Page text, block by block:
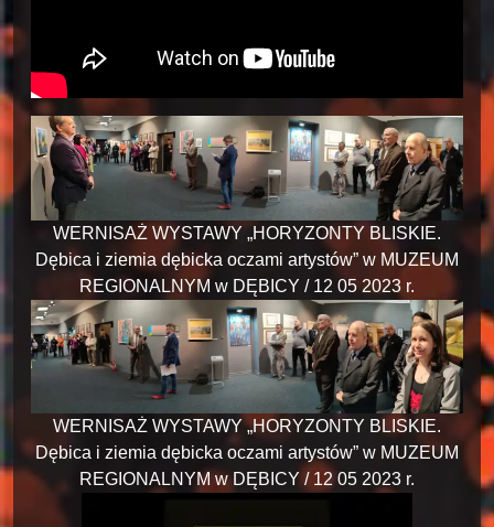
WERNISAŻ WYSTAWY „HORYZONTY BLISKIE.
Dębica i ziemia dębicka oczami artystów” w MUZEUM
REGIONALNYM w DĘBICY / 12 05 2023 r.
WERNISAŻ WYSTAWY „HORYZONTY BLISKIE.
Dębica i ziemia dębicka oczami artystów” w MUZEUM
REGIONALNYM w DĘBICY / 12 05 2023 r.